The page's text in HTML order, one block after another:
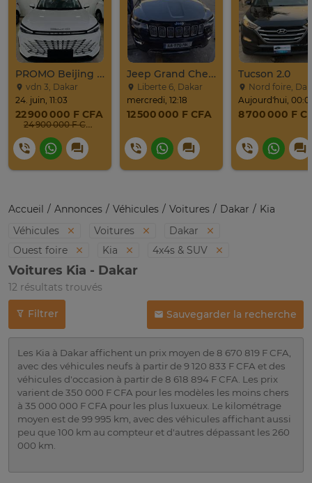
PROMO Beijing X7 / 2025
vdn 3, Dakar
24. juin, 11:03
22 900 000 F CFA
24 900 000 F CFA
Jeep Grand Cherokee Overland 2019 À Vendre
Liberte 6, Dakar
mercredi, 12:18
12 500 000 F CFA
Tucson 2.0
Nord foire,
Aujourd'hui,
8 700 000 F
Accueil Annonces Véhicules Voitures Dakar
Kia
Véhicules
Voitures
Dakar
Ouest foire
Kia 4x4s & SUV
Voitures Kia - Dakar
12 résultats trouvés
Filtrer Sauvegarder la recherche
Les Kia à Dakar affichent un prix moyen de 8 670 819 F CFA,
avec des véhicules neufs à partir de 9 120 833 F CFA et des
véhicules d'occasion à partir de 8 618 894 F CFA. Les prix
varient de 350 000 F CFA pour les modèles les moins chers
à 35 000 000 F CFA pour les plus luxueux. Le kilométrage
moyen est de 99 995 km, avec des véhicules affichant aussi
peu que 100 km au compteur et d'autres dépassant les 260
000 km.